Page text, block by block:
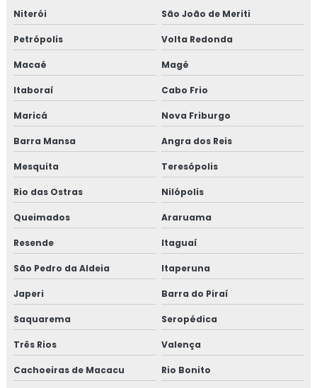
Isolamento acústico para navios
Isolamento acústico para onshore
Isolamento acústico para refinarias
Isolamento aerogel
Isolamento aerogel térmico
Isolamento câmara fria
Isolamento de caldeira
Isolamento de descargas
Isolamento de duto
Isolamento de dutos de ar condicionado
Isolamento de tanques
Isolamento de turbinas
Niterói São João de Meriti
Petrópolis Volta Redonda
Macaé Magé
Itaboraí Cabo Frio
Maricá Nova Friburgo
Barra Mansa Angra dos Reis
Mesquita Teresópolis
Rio das Ostras Nilópolis
Queimados Araruama
Resende Itaguaí
São Pedro da Aldeia Itaperuna
Japeri Barra do Piraí
Saquarema Seropédica
Três Rios Valença
Cachoeiras de Macacu Rio Bonito